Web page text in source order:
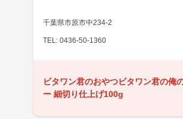
千葉県市原市中234-2
TEL: 0436-50-1360
ビタワン君のおやつビタワン君の俺
ー 細切り仕上げ100g